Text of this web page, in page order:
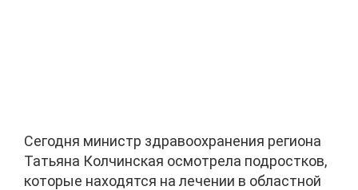
Сегодня министр здравоохранения региона
Татьяна Колчинская осмотрела подростков,
которые находятся на лечении в областной